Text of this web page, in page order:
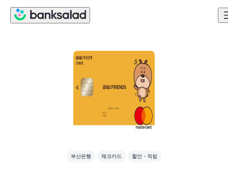
부산은행 체크카드 할인・적립